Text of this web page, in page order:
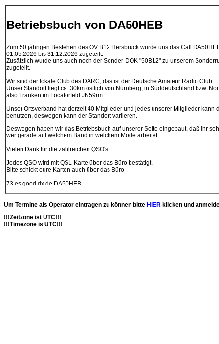
Betriebsbuch von DA50HEB
Zum 50 jährigen Bestehen des OV B12 Hersbruck wurde uns das Call
01.05.2026 bis 31.12.2026 zugeteilt.
Zusätzlich wurde uns auch noch der Sonder-DOK "50B12" zu unserem
zugeteilt.
Wir sind der lokale Club des DARC, das ist der Deutsche Amateur Radio Club.
Unser Standort liegt ca. 30km östlich von Nürnberg, in Süddeutschland bzw.
also Franken im Locatorfeld JN59rm.
Unser Ortsverband hat derzeit 40 Mitglieder und jedes unserer Mitglieder kann
benutzen, deswegen kann der Standort variieren.
Deswegen haben wir das Betriebsbuch auf unserer Seite eingebaut, daß ihr
wer gerade auf welchem Band in welchem Mode arbeitet.
Vielen Dank für die zahlreichen QSO's.
Jedes QSO wird mit QSL-Karte über das Büro bestätigt.
Bitte schickt eure Karten auch über das Büro
73 es good dx de DA50HEB
Um Termine als Operator eintragen zu können bitte HIER klicken und
!!!Zeitzone ist UTC!!!
!!!Timezone is UTC!!!